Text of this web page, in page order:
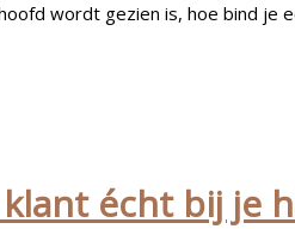
wordt gezien is, hoe bind je
écht bij je